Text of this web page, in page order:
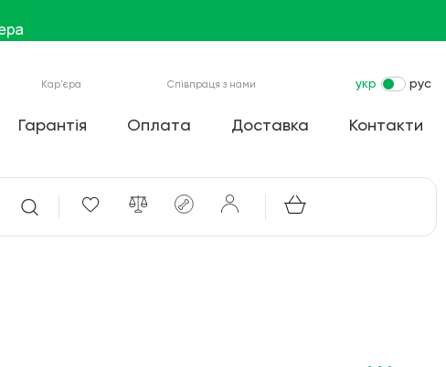
Кар'єра Співпраця з нами укр рус
Гарантія Оплата Доставка Контакти